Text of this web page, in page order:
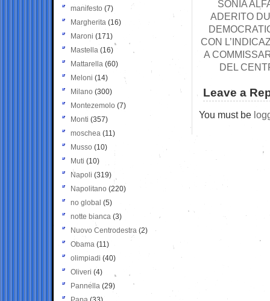
SONIA
ADERITO
CON
A
DEL
Leave a
You must be
manifesto (7)
Margherita (16)
Maroni (171)
Mastella (16)
Mattarella (60)
Meloni (14)
Milano (300)
Montezemolo (7)
Monti (357)
moschea (11)
Musso (10)
Muti (10)
Napoli (319)
Napolitano (220)
no global (5)
notte bianca (3)
Nuovo Centrodestra (2)
Obama (11)
olimpiadi (40)
Oliveri (4)
Pannella (29)